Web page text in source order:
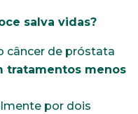
salva vidas?
câncer de próstata
tratamentos menos
por dois